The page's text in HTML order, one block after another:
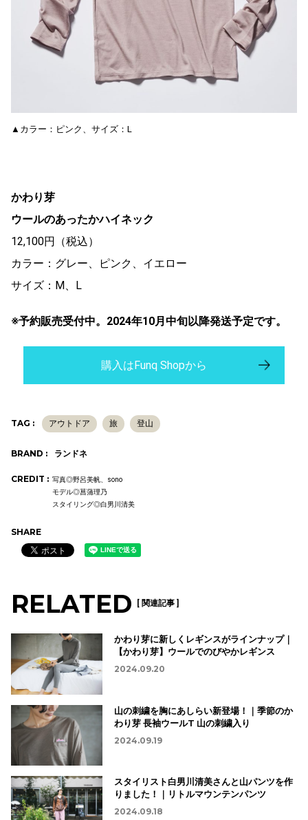
▲カラー：ピンク、サイズ：L
かわり芽
ウールのあったかハイネック
12,100円（税込）
カラー：グレー、ピンク、イエロー
サイズ：M、L
※予約販売受付中。2024年10月中旬以降発送予定です。
購入はFunq Shopから
TAG : アウトドア 旅 登山
BRAND : ランドネ
CREDIT : 写真◎野呂美帆、sono
モデル◎菖蒲理乃
スタイリング◎白男川清美
SHARE
RELATED [ 関連記事 ]
かわり芽に新しくレギンスがラインナップ｜
【かわり芽】ウールでのびやかレギンス
2024.09.20
山の刺繍を胸にあしらい新登場！｜季節のか
わり芽 長袖ウールT 山の刺繍入り
2024.09.19
スタイリスト白男川清美さんと山パンツを作
りました！｜リトルマウンテンパンツ
2024.09.18